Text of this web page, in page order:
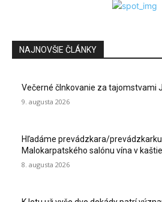
NAJNOVŠIE ČLÁNKY
Večerné člnkovanie za tajomstvami
9. augusta 2026
Hľadáme prevádzkara/
Malokarpatského salónu vína v
8. augusta 2026